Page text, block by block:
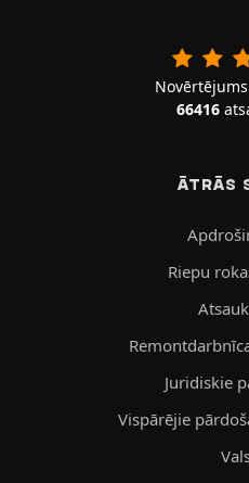
Novērtējums
66416
ĀTRĀS
Riepu
Juridiskie
Vispārējie